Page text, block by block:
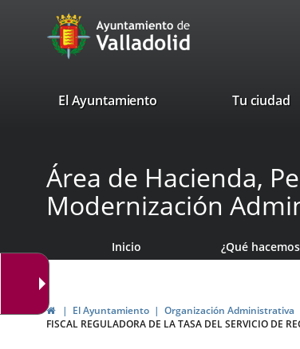
Portal
Web
Ayuntamiento
Valladolid
valladolid.es
El Ayuntamiento Tu ciudad
Área de Hacienda,
Modernización
Inicio ¿Qué
InicioEl Ayuntamiento Organización Administrativa
FISCAL REGULADORA DE LA TASA DEL SERVICIO DE